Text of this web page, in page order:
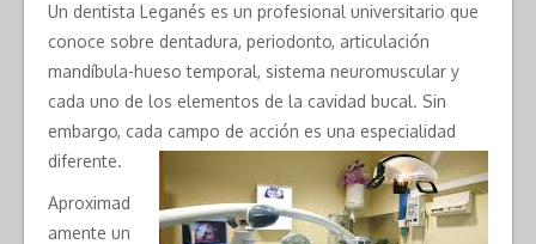
Un dentista Leganés es un profesional universitario que
conoce sobre dentadura, periodonto, articulación
mandíbula-hueso temporal, sistema neuromuscular y
cada uno de los elementos de la cavidad bucal. Sin
embargo, cada campo de acción es una especialidad
diferente.
Aproximad
amente un